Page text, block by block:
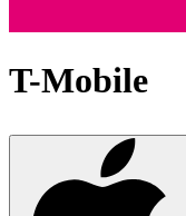
T-Mobile